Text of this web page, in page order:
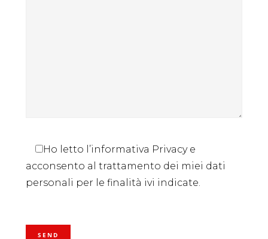
Ho letto l’informativa Privacy e
acconsento al trattamento dei miei dati
personali per le finalità ivi indicate.